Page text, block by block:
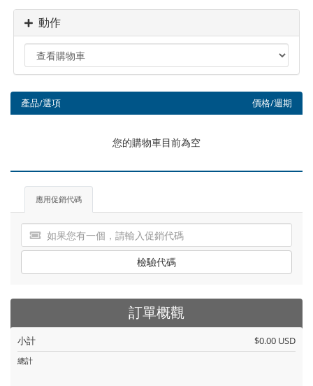
動作
產品/選項 價格/週期
您的購物車目前為空
應用促銷代碼
檢驗代碼
訂單概觀
小計 $0.00 USD
總計